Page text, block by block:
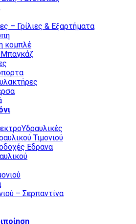
– Γρίλιες & Εξαρτήματα
κομπλέ
Τιμονιού
Εδρανα
– Σερπαντίνα